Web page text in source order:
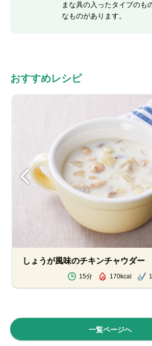
まな具の入ったタイプのも
なものがあります。
おすすめレシピ
しょうが風味のチキンチャウダー
15分 170kcal
一覧ページへ